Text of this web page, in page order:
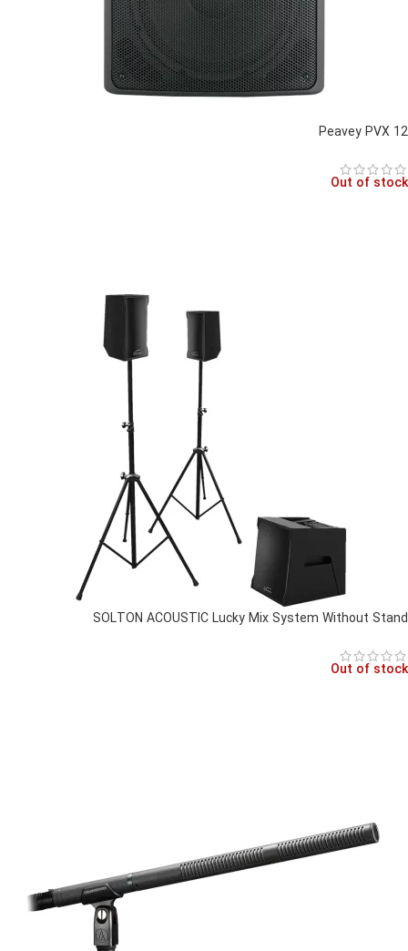
Peavey PVX 12
Out of stock
SOLTON ACOUSTIC Lucky Mix System Without Stand
Out of stock